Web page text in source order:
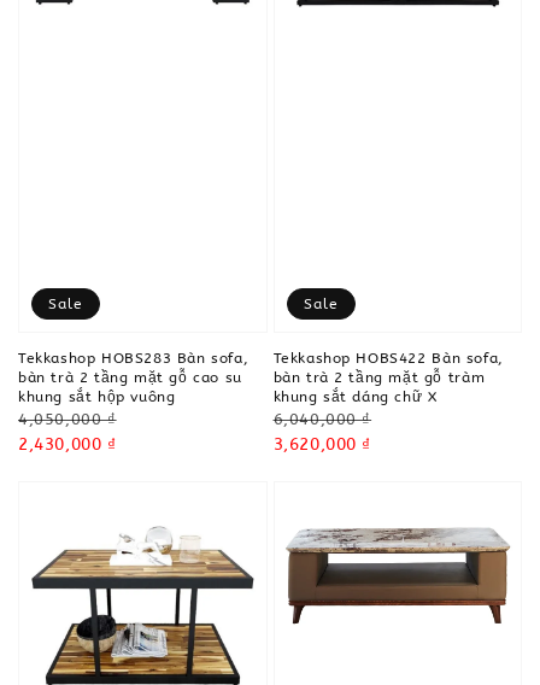
Sale
Tekkashop HOBS283 Bàn sofa,
bàn trà 2 tầng mặt gỗ cao su
khung sắt hộp vuông
Regular
price
4,050,000 ₫
Sale
2,430,000 ₫
Sale
Tekkashop HOBS422 Bàn sofa,
bàn trà 2 tầng mặt gỗ tràm
khung sắt dáng chữ X
Regular
price
6,040,000 ₫
Sale
3,620,000 ₫